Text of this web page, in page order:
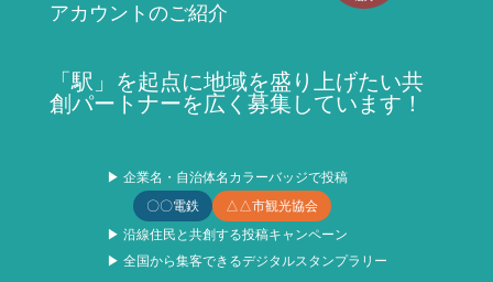
アカウントのご紹介
「駅」を起点に地域を盛り上げたい共
創パートナーを広く募集しています！
▶ 企業名・自治体名カラーバッジで投稿
〇〇電鉄
△△市観光協会
▶ 沿線住民と共創する投稿キャンペーン
▶ 全国から集客できるデジタルスタンプラリー